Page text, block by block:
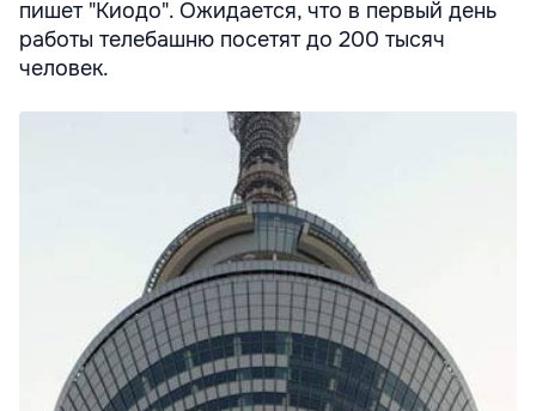
пишет "Киодо". Ожидается, что в первый день
работы телебашню посетят до 200 тысяч
человек.